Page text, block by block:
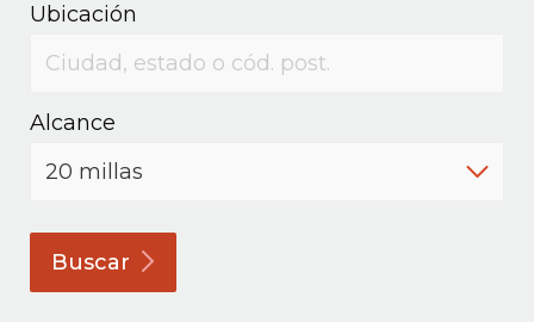
Ubicación
Alcance
Buscar